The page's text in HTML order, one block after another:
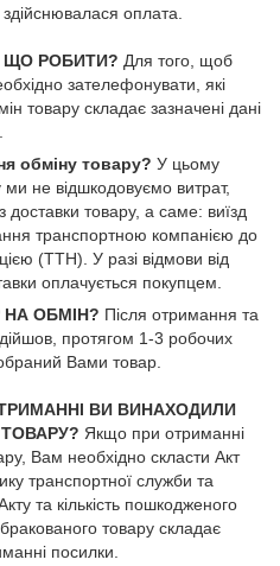
оплата.
ЩО РОБИТИ? Для того, щоб
зателефонувати, які
товару складає зазначені дані
обміну товару? У цьому
ми не відшкодовуємо витрат,
доставки товару, а саме: виїзд
транспортною компанією до
(ТТН). У разі відмови від
оплачується покупцем.
ОБМІН? Після отримання та
протягом 1-3 робочих
Вами товар.
ВИ ВИНАХОДИЛИ
Якщо при отриманні
Вам необхідно скласти Акт
транспортної служби та
та кількість пошкодженого
товару складає
посилки.